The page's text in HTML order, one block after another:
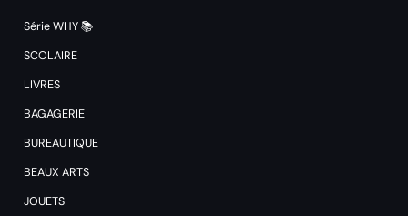
Série WHY 📚
SCOLAIRE
LIVRES
BAGAGERIE
BUREAUTIQUE
BEAUX ARTS
JOUETS